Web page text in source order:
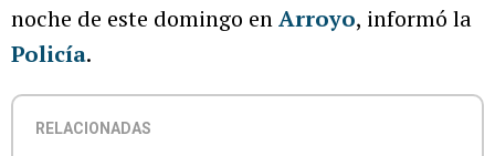
noche de este domingo enArroyo, informó la
Policía.
RELACIONADAS